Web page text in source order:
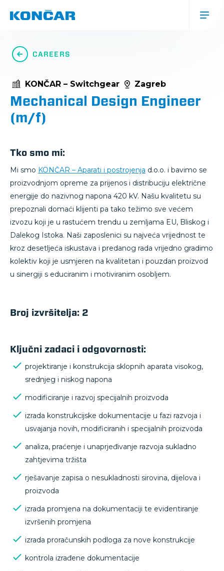
navigacija
CAREERS
KONČAR – Switchgear Zagreb
Mechanical Design Engineer
(m/f)
Tko smo mi:
Mi smo KONČAR – Aparati i postrojenja d.o.o. i bavimo se
proizvodnjom opreme za prijenos i distribuciju električne
energije do nazivnog napona 420 kV. Našu kvalitetu su
prepoznali domaći klijenti pa tako težimo sve većem
izvozu koji je u rastućem trendu u zemljama EU, Bliskog i
Dalekog Istoka. Naši zaposlenici su najveća vrijednost te
kroz desetljeća iskustava i predanog rada vrijedno gradimo
kolektiv koji je usmjeren na kvalitetan i pouzdan proizvod
u sinergiji s educiranim i motiviranim osobljem.
Broj izvršitelja: 2
Ključni zadaci i odgovornosti:
projektiranje i konstrukcija sklopnih aparata visokog,
srednjeg i niskog napona
modificiranje i razvoj specijalnih proizvoda
izrada konstrukcijske dokumentacije u fazi razvoja i
usvajanja novih, modificiranih i specijalnih proizvoda
analiza, praćenje i unaprjeđivanje razvoja sukladno
zahtjevima tržišta
rješavanje zapisa o nesukladnosti sirovina, dijelova i
proizvoda
izrada promjena na dokumentaciji te evidentiranje
izvršenih promjena
izrada proračunskih podloga za nove konstrukcije
kontrola izrađene dokumentacije